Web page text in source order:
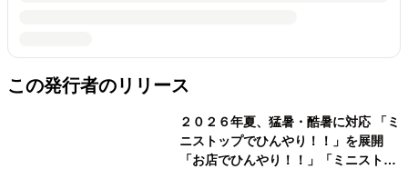
この発行者のリリース
２０２６年夏、猛暑・酷暑に対応 「ミ
ニストップでひんやり！！」を展開
「お店でひんやり！！」「ミニストッ